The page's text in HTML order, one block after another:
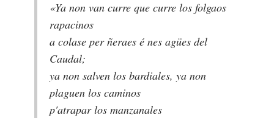
«Ya non van curre que curre los folgaos
rapacinos
a colase per ñeraes é nes agües del
Caudal;
ya non salven los bardiales, ya non
plaguen los caminos
p'atrapar los manzanales